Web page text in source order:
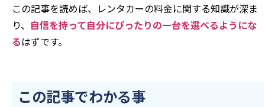
この記事を読めば、レンタカーの料金に関する知識が深ま
り、 自信を持って自分にぴったりの一台を選べるようにな
るはずです。
この記事でわかる事